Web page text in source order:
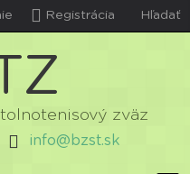
Registrácia Hľadať
Z
zväz
info@bzst.sk